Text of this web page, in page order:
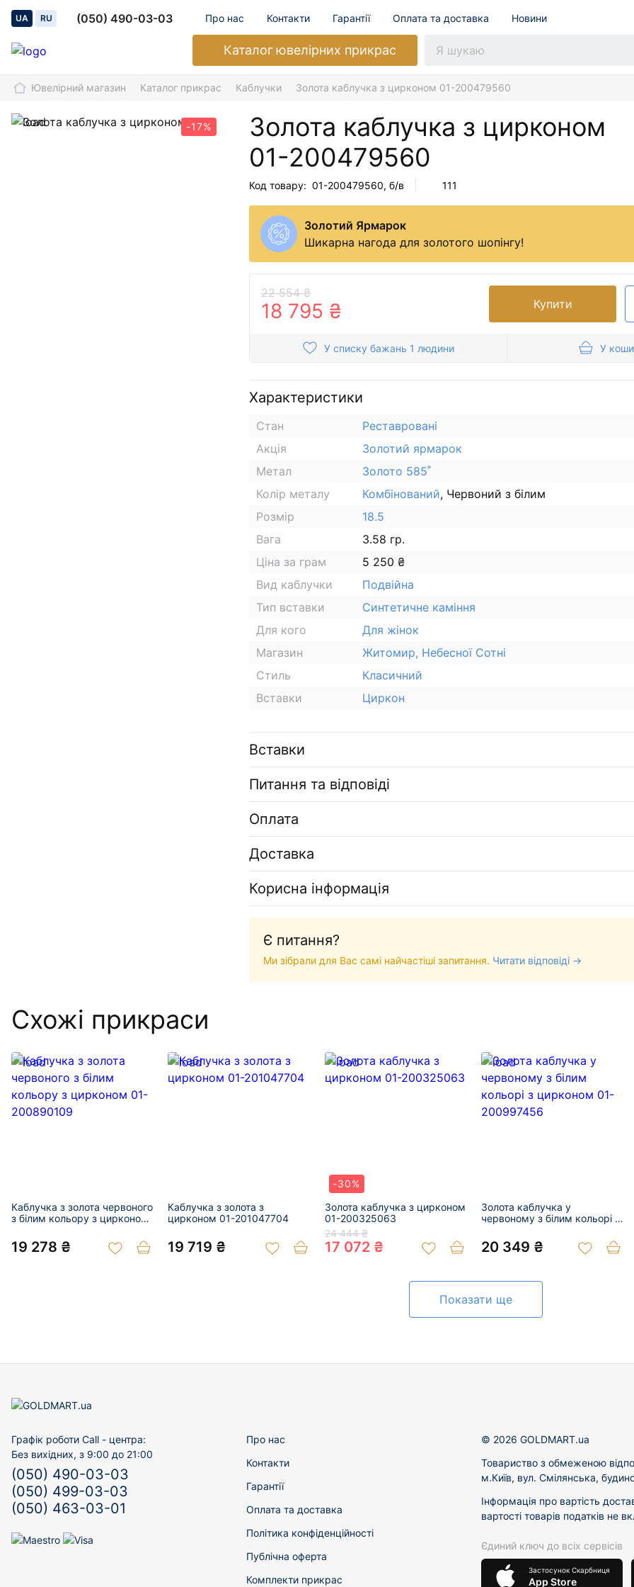
UA RU (050) 490-03-03 Про нас Контакти Гарантії Оплата та доставка Новини
Каталогювелірних прикрас
Ювелірний магазин Каталог прикрас Каблучки Золота каблучка з цирконом 01-200479560
-17%
Золота каблучка з цирконом
01-200479560
Код товару: 01-200479560, б/в 111
Золотий Ярмарок
Шикарна нагода для золотого шопінгу!
22 554 ₴
18 795 ₴ Купити
У списку бажань 1 людини У
Характеристики
Стан
Реставровані
Акція
Золотий ярмарок
Метал
Золото 585˚
Колір металу
Комбінований, Червоний з білим
Розмір
18.5
Вага
3.58 гр.
Ціна за грам
5 250 ₴
Вид каблучки
Подвійна
Тип вставки
Синтетичне каміння
Для кого
Для жінок
Магазин
Житомир, Небесної Сотні
Стиль
Класичний
Вставки
Циркон
Вставки
Питання та відповіді
Оплата
Доставка
Корисна інформація
Є питання?
Ми зібрали для Вас самі найчастіші запитання. Читати відповіді →
Схожі прикраси
Каблучка з золота червоного
з білим кольору з цирконом
19 278 ₴
Каблучка з золота з
цирконом 01-201047704
19 719 ₴
-30%
Золота каблучка з цирконом
01-200325063
24 444 ₴
17 072 ₴
Золота каблучка у
червоному з білим кольорі з
20 349 ₴
Показати ще
Графік роботи Call - центра:
Без вихідних, з 9:00 до 21:00
(050) 490-03-03
(050) 499-03-03
(050) 463-03-01
Про нас
Контакти
Гарантії
Оплата та доставка
Політика конфіденційності
Публічна оферта
Комплекти прикрас
© 2026 GOLDMART.ua
Товариство з обмеженою
м.Київ, вул. Смілянська,
Інформація про вартість
вартості товарів податків не
Єдиний ключ до всіх сервісів
Застосунок Скарбниця
App Store